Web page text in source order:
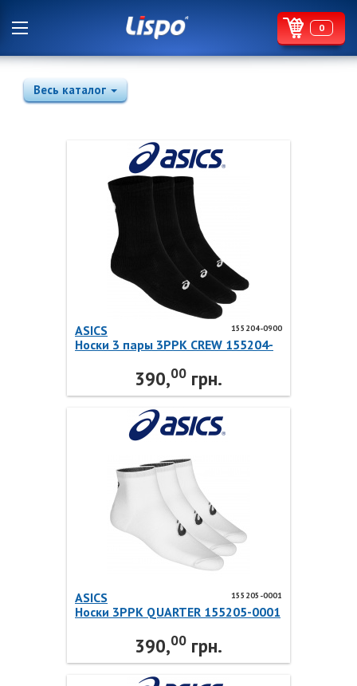
0
Весь каталог
155204-0900
ASICS
Носки 3 пары 3PPK CREW 155204-
390,00 грн.
155205-0001
ASICS
Носки 3PPK QUARTER 155205-0001
390,00 грн.